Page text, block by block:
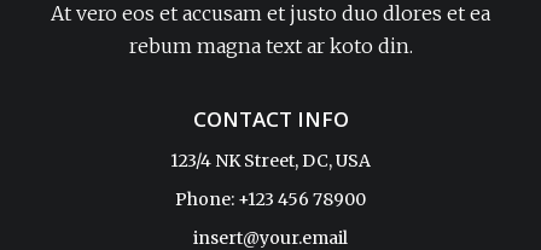
At vero eos et accusam et justo duo dlores et ea
rebum magna text ar koto din.
CONTACT INFO
123/4 NK Street, DC, USA
Phone: +123 456 78900
insert@your.email